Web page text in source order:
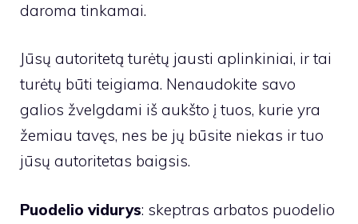
daroma tinkamai.
Jūsų autoritetą turėtų jausti aplinkiniai, ir tai
turėtų būti teigiama. Nenaudokite savo
galios žvelgdami iš aukšto į tuos, kurie yra
žemiau tavęs, nes be jų būsite niekas ir tuo
jūsų autoritetas baigsis.
Puodelio vidurys: skeptras arbatos puodelio